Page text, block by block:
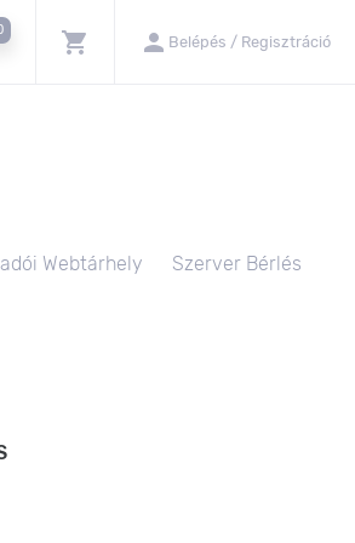
shopping_cart person Belépés / Regisztráció
Webtárhely Szerver Bérlés